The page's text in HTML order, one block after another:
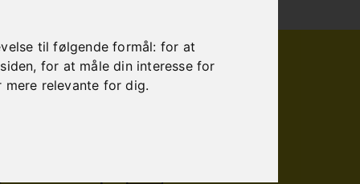
til følgende formål: for at
, for at måle din interesse for
mere relevante for dig.